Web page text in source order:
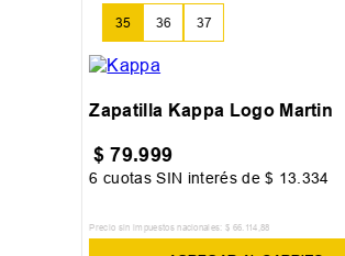
35 36 37
Zapatilla Kappa Logo Martin
$ 79.999
6 cuotas SIN interés de$ 13 334
Precio sin impuestos nacionales: $ 66 114 88